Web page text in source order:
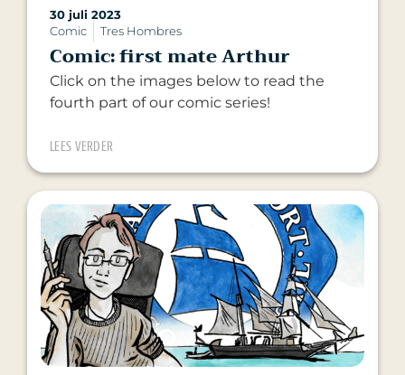
30 juli 2023
Comic
Tres Hombres
Comic: first mate Arthur
Click on the images below to read the
fourth part of our comic series!
LEES VERDER